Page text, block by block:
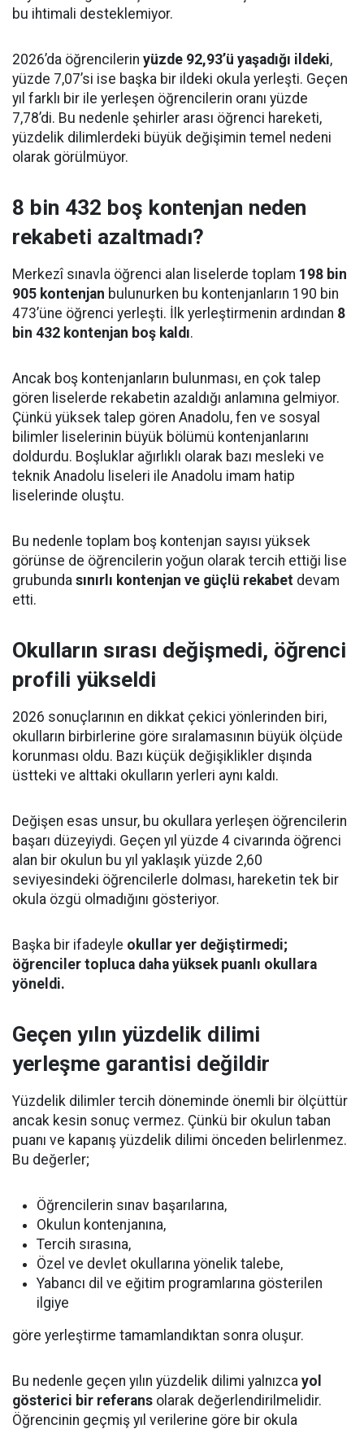
bu ihtimali desteklemiyor.
2026’da öğrencilerin yüzde 92,93’ü yaşadığı ildeki,
yüzde 7,07’si ise başka bir ildeki okula yerleşti. Geçen
yıl farklı bir ile yerleşen öğrencilerin oranı yüzde
7,78’di. Bu nedenle şehirler arası öğrenci hareketi,
yüzdelik dilimlerdeki büyük değişimin temel nedeni
olarak görülmüyor.
8 bin 432 boş kontenjan neden
rekabeti azaltmadı?
Merkezî sınavla öğrenci alan liselerde toplam 198 bin
905 kontenjan bulunurken bu kontenjanların 190 bin
473’üne öğrenci yerleşti. İlk yerleştirmenin ardından 8
bin 432 kontenjan boş kaldı.
Ancak boş kontenjanların bulunması, en çok talep
gören liselerde rekabetin azaldığı anlamına gelmiyor.
Çünkü yüksek talep gören Anadolu, fen ve sosyal
bilimler liselerinin büyük bölümü kontenjanlarını
doldurdu. Boşluklar ağırlıklı olarak bazı mesleki ve
teknik Anadolu liseleri ile Anadolu imam hatip
liselerinde oluştu.
Bu nedenle toplam boş kontenjan sayısı yüksek
görünse de öğrencilerin yoğun olarak tercih ettiği lise
grubunda sınırlı kontenjan ve güçlü rekabet devam
etti.
Okulların sırası değişmedi, öğrenci
profili yükseldi
2026 sonuçlarının en dikkat çekici yönlerinden biri,
okulların birbirlerine göre sıralamasının büyük ölçüde
korunması oldu. Bazı küçük değişiklikler dışında
üstteki ve alttaki okulların yerleri aynı kaldı.
Değişen esas unsur, bu okullara yerleşen öğrencilerin
başarı düzeyiydi. Geçen yıl yüzde 4 civarında öğrenci
alan bir okulun bu yıl yaklaşık yüzde 2,60
seviyesindeki öğrencilerle dolması, hareketin tek bir
okula özgü olmadığını gösteriyor.
Başka bir ifadeyle okullar yer değiştirmedi;
öğrenciler topluca daha yüksek puanlı okullara
yöneldi.
Geçen yılın yüzdelik dilimi
yerleşme garantisi değildir
Yüzdelik dilimler tercih döneminde önemli bir ölçüttür
ancak kesin sonuç vermez. Çünkü bir okulun taban
puanı ve kapanış yüzdelik dilimi önceden belirlenmez.
Bu değerler;
Öğrencilerin sınav başarılarına,
Okulun kontenjanına,
Tercih sırasına,
Özel ve devlet okullarına yönelik talebe,
Yabancı dil ve eğitim programlarına gösterilen
ilgiye
göre yerleştirme tamamlandıktan sonra oluşur.
Bu nedenle geçen yılın yüzdelik dilimi yalnızca yol
gösterici bir referans olarak değerlendirilmelidir.
Öğrencinin geçmiş yıl verilerine göre bir okula